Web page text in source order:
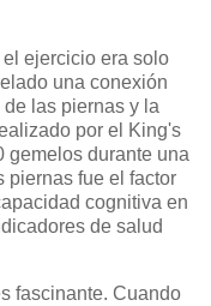
ejercicio era solo
una conexión
las piernas y la
por el King's
gemelos durante una
piernas fue el factor
cognitiva en
de salud
fascinante. Cuando